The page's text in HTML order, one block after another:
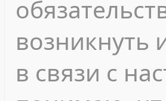
возникнуть
в связи с